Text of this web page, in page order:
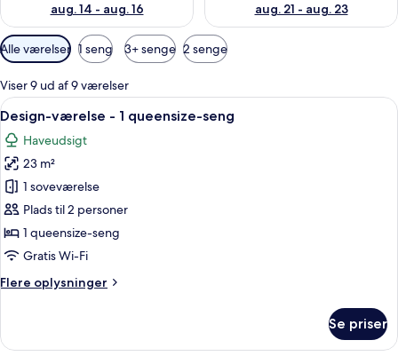
aug. 14 - aug. 16
aug. 21 - aug. 23
Tilgængelige
filtre
for
værelser
Alle værelser 1 seng 3+ senge 2 senge
Viser 9 ud af 9 værelser
Indlæs
alle
billeder
af
Design-
værelse
-
1
seng
Et soveværelse med en stor seng,
8
Design-værelse - 1 queensize-seng
Haveudsigt
23 m²
1 soveværelse
Plads til 2 personer
1 queensize-seng
Gratis Wi-Fi
Flere oplysninger
Flere
værelse
Se priser